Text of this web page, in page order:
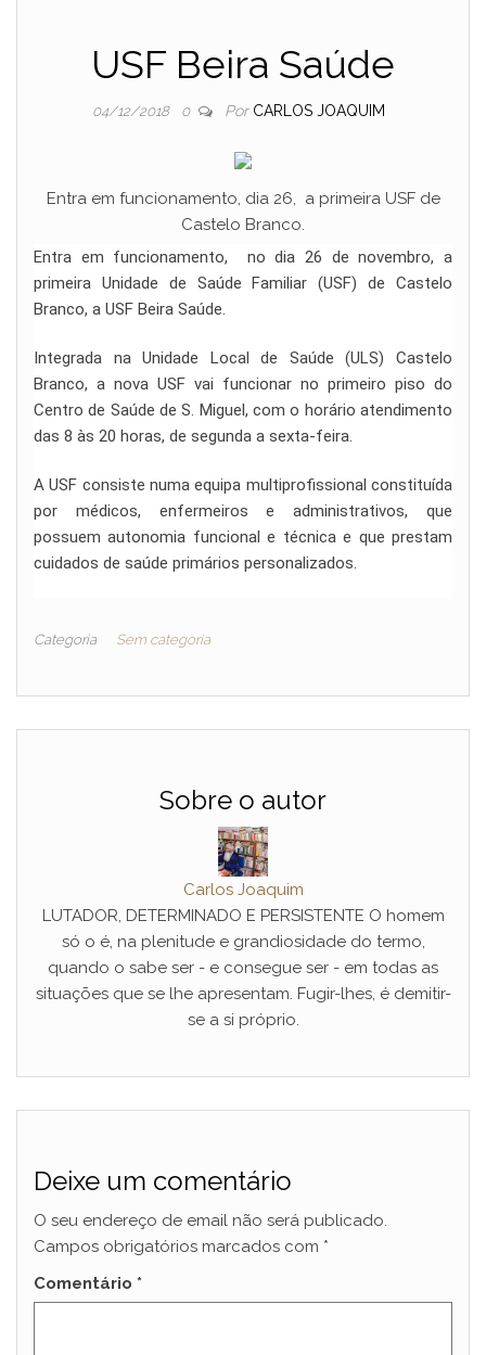
USF Beira Saúde
04/12/2018 0 Por CARLOS JOAQUIM
Entra em funcionamento, dia 26, a primeira USF de
Castelo Branco.
Entra em funcionamento, no dia 26 de novembro, a
primeira Unidade de Saúde Familiar (USF) de Castelo
Branco, a USF Beira Saúde.
Integrada na Unidade Local de Saúde (ULS) Castelo
Branco, a nova USF vai funcionar no primeiro piso do
Centro de Saúde de S. Miguel, com o horário atendimento
das 8 às 20 horas, de segunda a sexta-feira.
A USF consiste numa equipa multiprofissional constituída
por médicos, enfermeiros e administrativos, que
possuem autonomia funcional e técnica e que prestam
cuidados de saúde primários personalizados.
Categoria Sem categoria
Sobre o autor
Carlos Joaquim
LUTADOR, DETERMINADO E PERSISTENTE O homem
só o é, na plenitude e grandiosidade do termo,
quando o sabe ser - e consegue ser - em todas as
situações que se lhe apresentam. Fugir-lhes, é demitir-
se a si próprio.
Deixe um comentário
O seu endereço de email não será publicado.
Campos obrigatórios marcados com *
Comentário *